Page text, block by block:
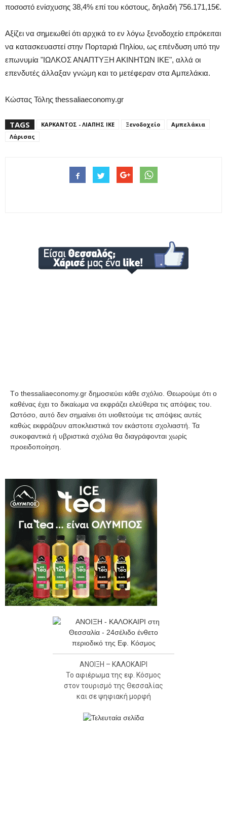
ποσοστό ενίσχυσης 38,4% επί του κόστους, δηλαδή 756.171,15€.
Αξίζει να σημειωθεί ότι αρχικά το εν λόγω ξενοδοχείο επρόκειται
να κατασκευαστεί στην Πορταριά Πηλίου, ως επένδυση υπό την
επωνυμία "ΙΩΛΚΟΣ ΑΝΑΠΤΥΞΗ ΑΚΙΝΗΤΩΝ ΙΚΕ", αλλά οι
επενδυτές άλλαξαν γνώμη και το μετέφεραν στα Αμπελάκια.
Κώστας Τόλης thessaliaeconomy.gr
TAGS ΚΑΡΚΑΝΤΟΣ - ΛΙΑΠΗΣ ΙΚΕ Ξενοδοχείο
Αμπελάκια
Λάρισας
Tο thessaliaeconomy.gr δημοσιεύει κάθε σχόλιο. Θεωρούμε ότι ο
καθένας έχει το δικαίωμα να εκφράζει ελεύθερα τις απόψεις του.
Ωστόσο, αυτό δεν σημαίνει ότι υιοθετούμε τις απόψεις αυτές
καθώς εκφράζουν αποκλειστικά τον εκάστοτε σχολιαστή. Τα
συκοφαντικά ή υβριστικά σχόλια θα διαγράφονται χωρίς
προειδοποίηση.
ΑΝΟΙΞΗ – ΚΑΛΟΚΑΙΡΙ
Το αφιέρωμα της εφ. Κόσμος
στον τουρισμό της Θεσσαλίας
και σε ψηφιακή μορφή